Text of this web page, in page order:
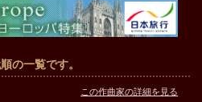
の一覧です。
この作曲家の詳細を見る